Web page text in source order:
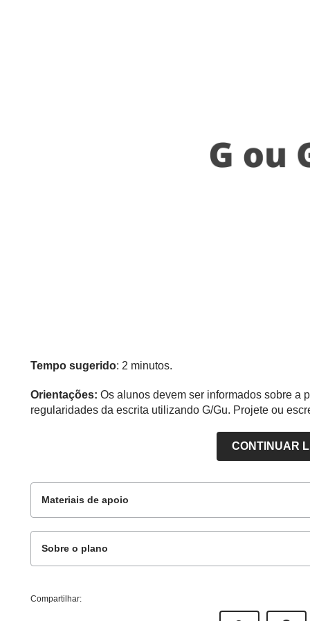
Tempo sugerido: 2 minutos.
Orientações: Os alunos devem ser informados sobre a
regularidades da escrita utilizando G/Gu. Projete ou
CONTINUAR
Materiais de apoio
Sobre o plano
Este plano de aula foi produzido pelo Time de
Compartilhar: